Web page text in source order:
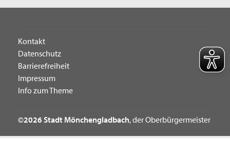
Kontakt
Datenschutz
Barrierefreiheit
Impressum
Info zum Theme
©2026 Stadt Mönchengladbach, der Oberbürgermeister